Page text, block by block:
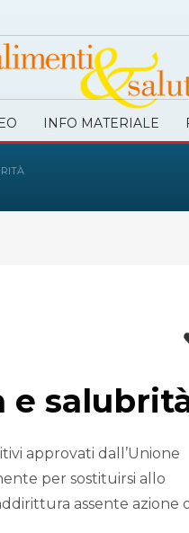
INFO MATERIALE
e
approvati dall’Unione
per sostituirsi allo
assente azione